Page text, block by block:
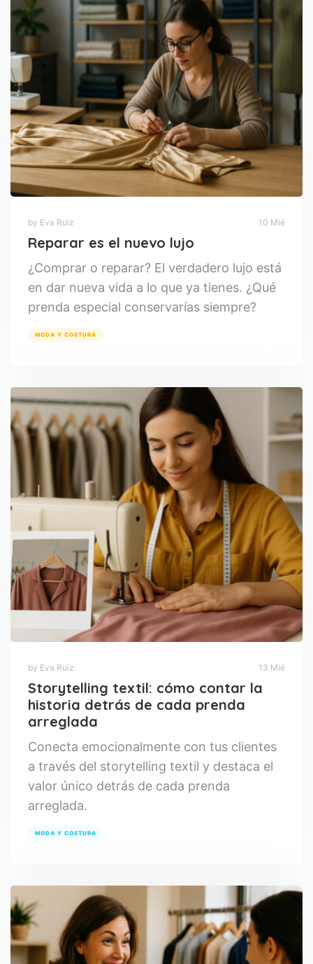
by Eva Ruiz 10 Mié
Reparar es el nuevo lujo
¿Comprar o reparar? El verdadero lujo está
en dar nueva vida a lo que ya tienes. ¿Qué
prenda especial conservarías siempre?
MODA Y COSTURA
by Eva Ruiz 13 Mié
Storytelling textil: cómo contar la
historia detrás de cada prenda
arreglada
Conecta emocionalmente con tus clientes
a través del storytelling textil y destaca el
valor único detrás de cada prenda
arreglada.
MODA Y COSTURA